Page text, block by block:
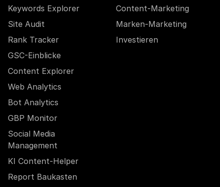
Keywords Explorer
Site Audit
Rank Tracker
GSC-Einblicke
Content Explorer
Web Analytics
Bot Analytics
GBP Monitor
Social Media
Management
KI Content-Helper
Report Baukasten
Content-Marketing
Marken-Marketing
Investieren